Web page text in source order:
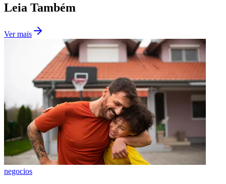
Leia Também
Ver mais
negocios